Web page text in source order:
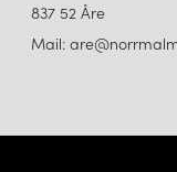
837 52 Åre
Mail: